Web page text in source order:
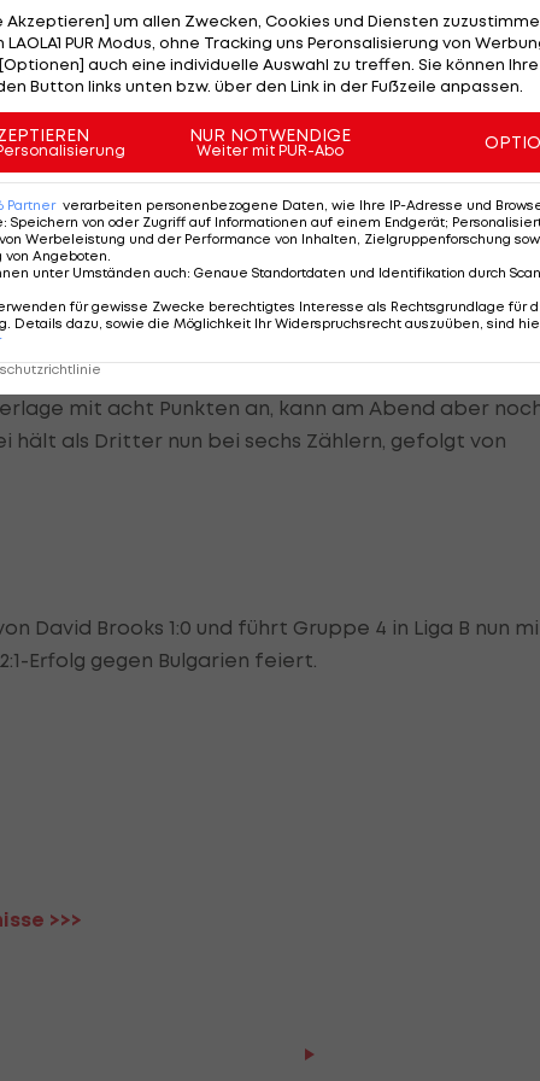
am Abend noch aufeinandertreffen. Bosnien und
und kann den Abstieg aus Liga A nicht mehr
3:2-Sieg gegen Russland. Denis Cheryshev bringt
Karten gegen Andrey Semenov (24.) dreht die
(32.) binnen sechs Minuten die Partie. Cenk Tosun
3:1 (52.), Daler Kuzyaev verkürzt für die Russen
mit acht Punkten an, kann am Abend aber
hält als Dritter nun bei sechs Zählern, gefolgt von
David Brooks 1:0 und führt Gruppe 4 in Liga B nun
Erfolg gegen Bulgarien feiert.
>>>
Akzeptieren] um allen Zwecken, Cookies und Diensten
PUR Modus, ohne Tracking uns Peronsalisierung von
auch eine individuelle Auswahl zu treffen. Sie können
Button links unten bzw. über den Link in der Fußzeile anpassen.
NUR NOTWENDIGE
Weiter mit PUR-Abo
Partner verarbeiten personenbezogene Daten, wie Ihre IP-Adresse und
: Speichern von oder Zugriff auf Informationen auf einem Endgerät;
Werbeleistung und der Performance von Inhalten, Zielgruppenforschung
von Angeboten
unter Umständen auch: Genaue Standortdaten und Identifikation durch
für gewisse Zwecke berechtigtes Interesse als Rechtsgrundlage für
Details dazu, sowie die Möglichkeit Ihr Widerspruchsrecht auszuüben, sind